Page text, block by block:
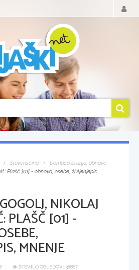
Slovenščina
Domača branja, obnove
Plašč [01] - obnova, osebe, življenjepis,
GOGOLJ, NIKOLAJ
PLAŠČ [01] -
MNENJE
ŠTEVILO OGLEDOV: 38867